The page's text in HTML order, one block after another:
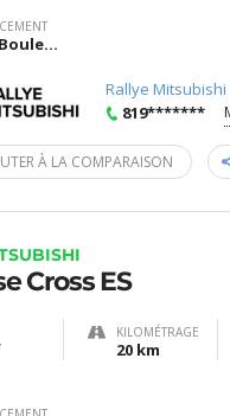
1247 Boulevard Saint-Joseph, Gatineau, Québec J8Z 3J6
Rallye Mitsubishi
819*******
À LA COMPARAISON
Cross ES
KILOMÉTRAGE
20 km